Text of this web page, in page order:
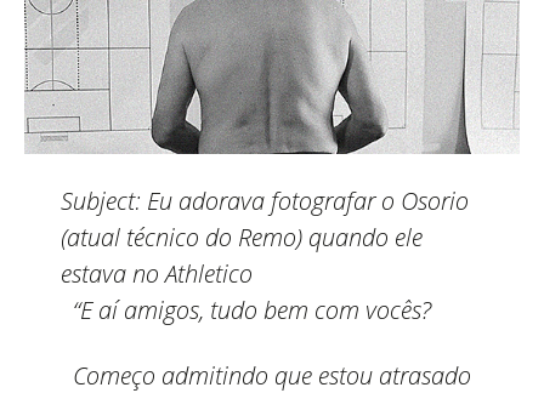
Subject: Eu adorava fotografar o Osorio
(atual técnico do Remo) quando ele
estava no Athletico
“E aí amigos, tudo bem com vocês?
Começo admitindo que estou atrasado